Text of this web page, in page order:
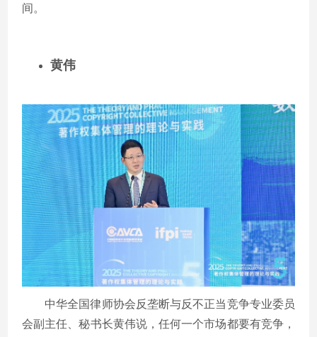
间。
黄伟
中华全国律师协会反垄断与反不正当竞争专业委员
会副主任、秘书长黄伟说，任何一个市场都要有竞争，